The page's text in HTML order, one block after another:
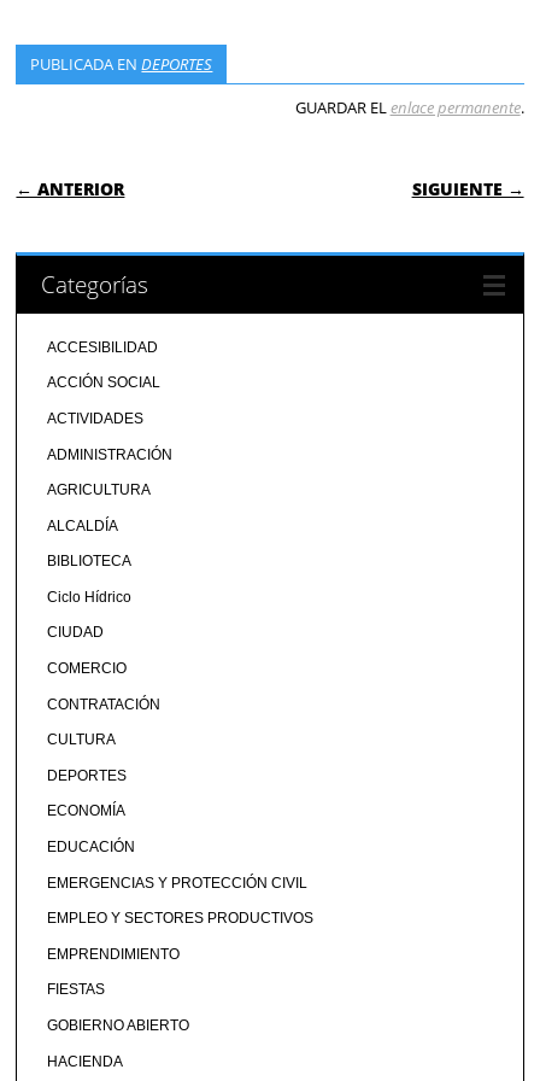
PUBLICADA ENDEPORTES
GUARDAR ELenlace permanente.
NAVEGACIÓN DE ENTRADAS
← ANTERIOR SIGUIENTE →
Categorías
ACCESIBILIDAD
ACCIÓN SOCIAL
ACTIVIDADES
ADMINISTRACIÓN
AGRICULTURA
ALCALDÍA
BIBLIOTECA
Ciclo Hídrico
CIUDAD
COMERCIO
CONTRATACIÓN
CULTURA
DEPORTES
ECONOMÍA
EDUCACIÓN
EMERGENCIAS Y PROTECCIÓN CIVIL
EMPLEO Y SECTORES PRODUCTIVOS
EMPRENDIMIENTO
FIESTAS
GOBIERNO ABIERTO
HACIENDA